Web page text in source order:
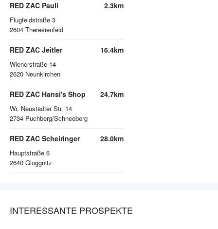
RED ZAC Pauli
Flugfeldstraße 3
2604 Theresienfeld
2.3km
RED ZAC Jeitler
Wienerstraße 14
2620 Neunkirchen
16.4km
RED ZAC Hansi's Shop
Wr. Neustädter Str. 14
2734 Puchberg/Schneeberg
24.7km
RED ZAC Scheiringer
Hauptstraße 6
2640 Gloggnitz
28.0km
INTERESSANTE PROSPEKTE